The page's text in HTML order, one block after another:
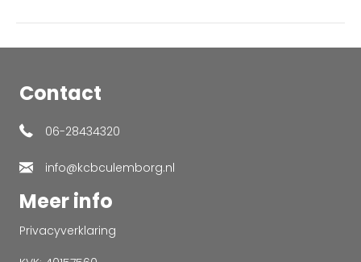
Contact
06-28434320
info@kcbculemborg.nl
Meer info
Privacyverklaring